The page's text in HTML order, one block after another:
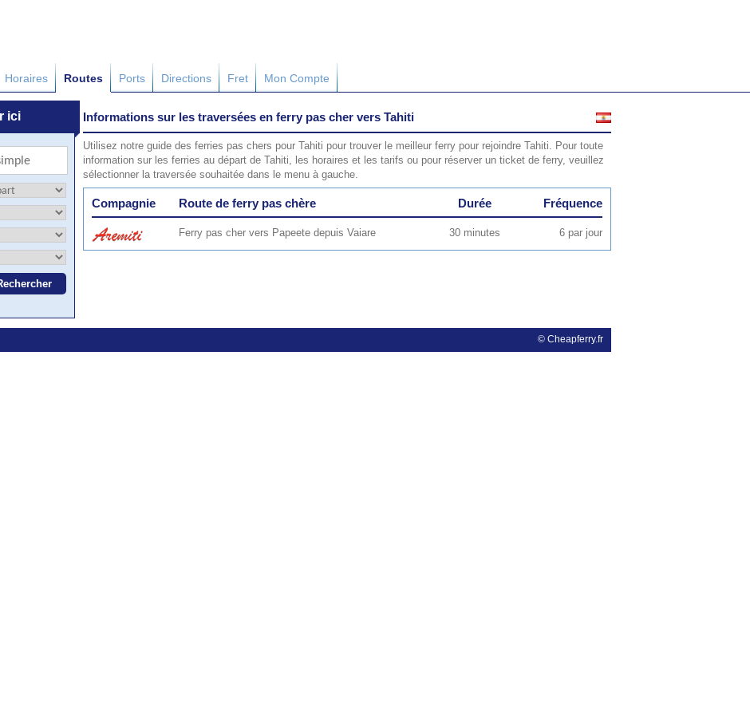
Horaires Routes Ports Directions Fret Mon Compte
Informations sur les traversées en ferry pas cher vers Tahiti
Utilisez notre guide des ferries pas chers pour Tahiti pour trouver le meilleur ferry pour rejoindre Tahiti. Pour toute
information sur les ferries au départ de Tahiti, les horaires et les tarifs ou pour réserver un ticket de ferry, veuillez
sélectionner la traversée souhaitée dans le menu à gauche.
Compagnie Route de ferry pas chère Durée Fréquence
Ferry pas cher vers Papeete depuis Vaiare 30 minutes 6 par jour
© Cheapferry.fr